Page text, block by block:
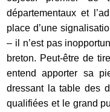
départementaux et
place d’une
– il n’est pas
breton. Peut-être de
entend apporter sa
dressant la table des
qualifiées et le grand